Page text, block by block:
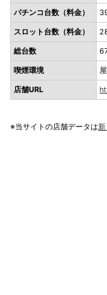
パチンコ台数（料金）
スロット台数（料金）
総台数
喫煙環境
店舗URL
※当サイトの店舗データは新